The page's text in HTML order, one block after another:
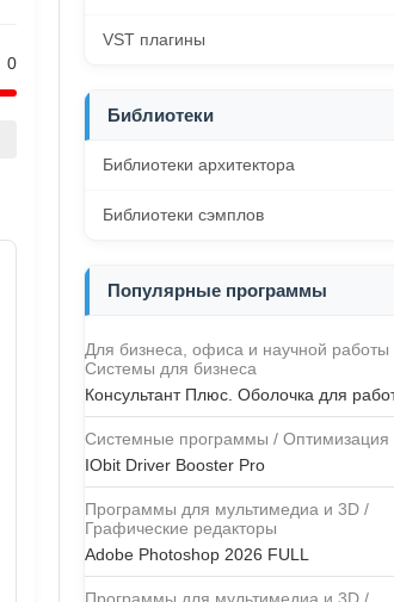
0
VST плагины
Библиотеки
Библиотеки архитектора
Библиотеки сэмплов
Популярные программы
Для бизнеса, офиса и научной работы
Системы для бизнеса
Консультант Плюс. Оболочка для
Системные программы /
IObit Driver Booster Pro
Программы для мультимедиа и 3D /
Графические редакторы
Adobe Photoshop 2026 FULL